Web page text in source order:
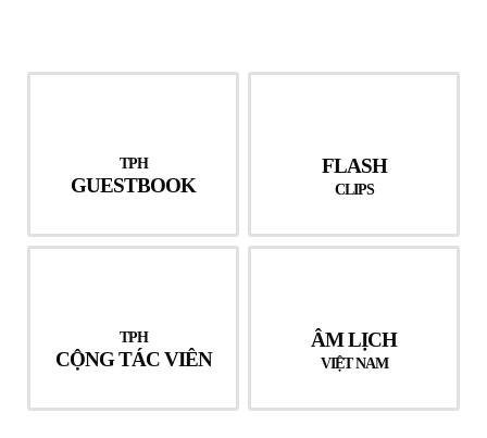
TPH
GUESTBOOK
FLASH
CLIPS
TPH
CỘNG TÁC VIÊN
ÂM LỊCH
VIỆT NAM